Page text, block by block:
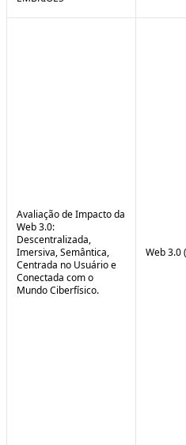
Avaliação de Impacto da
Web 3.0:
Descentralizada,
Imersiva, Semântica,
Centrada no Usuário e
Conectada com o
Mundo Ciberfísico.
Web 3.0